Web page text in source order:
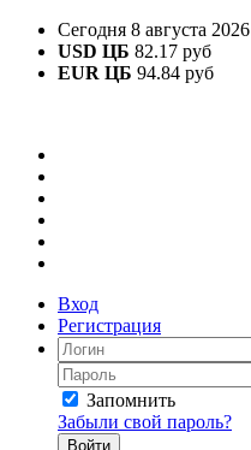
Сегодня 8 августа 2026
USD ЦБ 82.17 руб
EUR ЦБ 94.84 руб
Вход
Регистрация
Запомнить
Забыли свой пароль?